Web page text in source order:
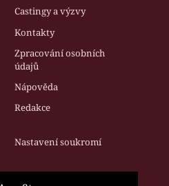
Castingy a výzvy
Kontakty
Zpracování osobních
údajů
Nápověda
Redakce
Nastavení soukromí